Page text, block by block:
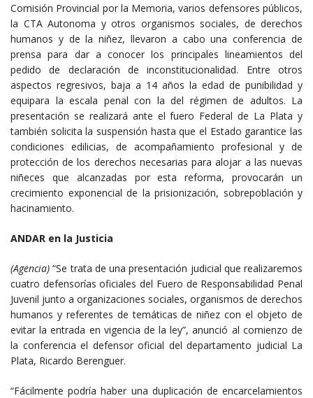
Comisión Provincial por la Memoria, varios defensores públicos,
la CTA Autonoma y otros organismos sociales, de derechos
humanos y de la niñez, llevaron a cabo una conferencia de
prensa para dar a conocer los principales lineamientos del
pedido de declaración de inconstitucionalidad. Entre otros
aspectos regresivos, baja a 14 años la edad de punibilidad y
equipara la escala penal con la del régimen de adultos. La
presentación se realizará ante el fuero Federal de La Plata y
también solicita la suspensión hasta que el Estado garantice las
condiciones edilicias, de acompañamiento profesional y de
protección de los derechos necesarias para alojar a las nuevas
niñeces que alcanzadas por esta reforma, provocarán un
crecimiento exponencial de la prisionización, sobrepoblación y
hacinamiento.
ANDAR en la Justicia
(Agencia)“Se trata de una presentación judicial que realizaremos
cuatro defensorías oficiales del Fuero de Responsabilidad Penal
Juvenil junto a organizaciones sociales, organismos de derechos
humanos y referentes de temáticas de niñez con el objeto de
evitar la entrada en vigencia de la ley”, anunció al comienzo de
la conferencia el defensor oficial del departamento judicial La
Plata, Ricardo Berenguer.
“Fácilmente podría haber una duplicación de encarcelamientos